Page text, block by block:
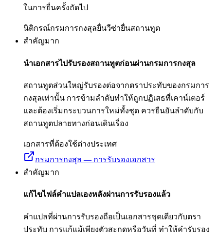
ในการยื่นครั้งถัดไป
นิติกรณ์กรมการกงสุลยื่นวีซ่ายื่นสถานทูต
สำคัญมาก
นำเอกสารไปรับรองสถานทูตก่อนผ่านกรมการกงสุล
สถานทูตส่วนใหญ่รับรองต่อจากตราประทับของกรมการ
กงสุลเท่านั้น การข้ามลำดับทำให้ถูกปฏิเสธที่เคาน์เตอร์
และต้องเริ่มกระบวนการใหม่ทั้งชุด ควรยืนยันลำดับกับ
สถานทูตปลายทางก่อนเดินเรื่อง
เอกสารที่ต้องใช้ต่างประเทศ
กรมการกงสุล — การรับรองเอกสาร
สำคัญมาก
แก้ไขไฟล์คำแปลเองหลังผ่านการรับรองแล้ว
คำแปลที่ผ่านการรับรองถือเป็นเอกสารชุดเดียวกับตรา
ประทับ การแก้แม้เพียงตัวสะกดหรือวันที่ ทำให้คำรับรอง